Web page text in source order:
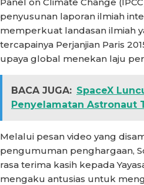
penyusunan laporan ilmiah
memperkuat landasan ilmiah
tercapainya Perjanjian Paris
upaya global menekan laju
BACA JUGA: SpaceX
Penyelamatan Astronaut
Melalui pesan video yang
pengumuman penghargaan,
rasa terima kasih kepada
mengaku antusias untuk